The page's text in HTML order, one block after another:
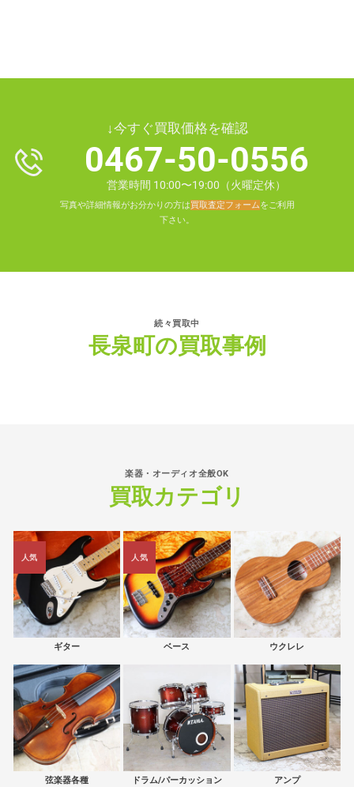
↓今すぐ買取価格を確認
0467-50-0556
営業時間 10:00〜19:00（火曜定休）
写真や詳細情報がお分かりの方は買取査定フォームをご利用
下さい。
続々買取中
長泉町の買取事例
楽器・オーディオ全般OK
買取カテゴリ
人気
ギター
人気
ベース ウクレレ
弦楽器各種 ドラム/パーカッション アンプ